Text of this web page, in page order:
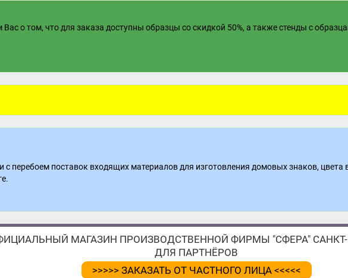
о том, что для заказа доступны образцы со скидкой 50%, а также стенды с
с перебоем поставок входящих материалов для изготовления домовых знаков,
МАГАЗИН ПРОИЗВОДСТВЕННОЙ ФИРМЫ "СФЕРА" САНКТ-
ДЛЯ ПАРТНЁРОВ
>>>>> ЗАКАЗАТЬ ОТ ЧАСТНОГО ЛИЦА <<<<<